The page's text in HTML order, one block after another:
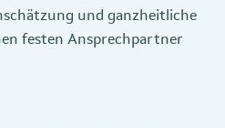
und ganzheitliche
festen Ansprechpartner